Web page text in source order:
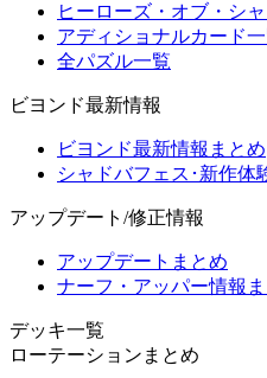
ヒーローズ・オブ・シ
アディショナルカード
全パズル一覧
ビヨンド最新情報
ビヨンド最新情報まとめ
シャドバフェス･新作体
アップデート/修正情報
アップデートまとめ
ナーフ・アッパー情報
デッキ一覧
ローテーションまとめ